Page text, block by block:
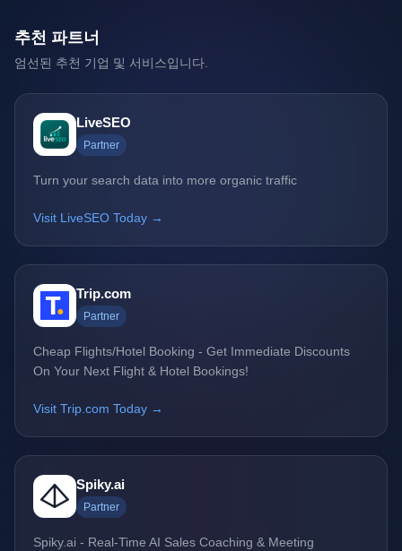
추천 파트너
엄선된 추천 기업 및 서비스입니다.
LiveSEO
Partner
Turn your search data into more organic traffic
Visit LiveSEO Today →
Trip.com
Partner
Cheap Flights/Hotel Booking - Get Immediate Discounts
On Your Next Flight & Hotel Bookings!
Visit Trip.com Today →
Spiky.ai
Partner
Spiky.ai - Real-Time AI Sales Coaching & Meeting